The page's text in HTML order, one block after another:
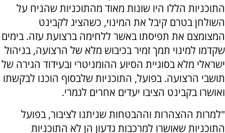
התוכניות הללו היו שונות מאוד מהתוכניות שהניח על
השולחן בטרם קיבל את המינוי, כשהציג לקבינט
המצומצם את תפיסתו באשר ללחימה ברצועת עזה. בימים
שקדמו למינוי תמך זמיר בכיבוש מלא של הרצועה, בניהול
ישראלי מלא בסוגיית הסיוע ההומניטרי ובעידוד הגירה של
תושבי הרצועה. בפועל, התוכניות שלבסוף הוכנו לבקשתו
ואושרו בקבינט הציבו יעדים אחרים לגמרי.
"למרות ההצהרות וההבטחות שניתנו לציבור, בפועל
התוכניות שאושרו למרכבות גדעון הן לא התוכניות